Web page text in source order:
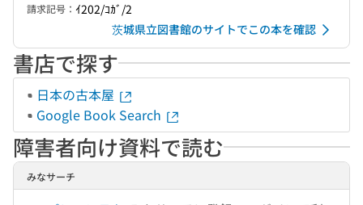
請求記号： ｲ202/ｺｶﾞ/2
茨城県立図書館のサイトでこの本を確認
書店で探す
日本の古本屋
Google Book Search
障害者向け資料で読む
みなサーチ